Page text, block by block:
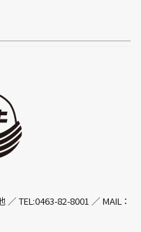
TEL:0463-82-8001 ／ MAIL：